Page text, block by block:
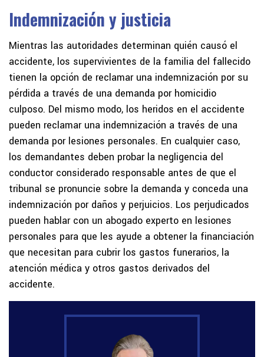
Indemnización y justicia
Mientras las autoridades determinan quién causó el
accidente, los supervivientes de la familia del fallecido
tienen la opción de reclamar una indemnización por su
pérdida a través de una demanda por homicidio
culposo. Del mismo modo, los heridos en el accidente
pueden reclamar una indemnización a través de una
demanda por lesiones personales. En cualquier caso,
los demandantes deben probar la negligencia del
conductor considerado responsable antes de que el
tribunal se pronuncie sobre la demanda y conceda una
indemnización por daños y perjuicios. Los perjudicados
pueden hablar con un abogado experto en lesiones
personales para que les ayude a obtener la financiación
que necesitan para cubrir los gastos funerarios, la
atención médica y otros gastos derivados del
accidente.